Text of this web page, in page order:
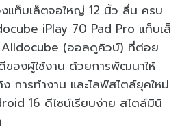
แท็บเล็ตจอใหญ่ 12 นิ้ว ลื่น ครบ
iPlay 70 Pad Pro แท็บเล็
Alldocube (ออลดูคิวบ์) ที่ต่อย
องผู้ใช้งาน ด้วยการพัฒนาให้
การทำงาน และไลฟ์สไตล์ยุคใหม่
16 ดีไซน์เรียบง่าย สไตล์มินิ